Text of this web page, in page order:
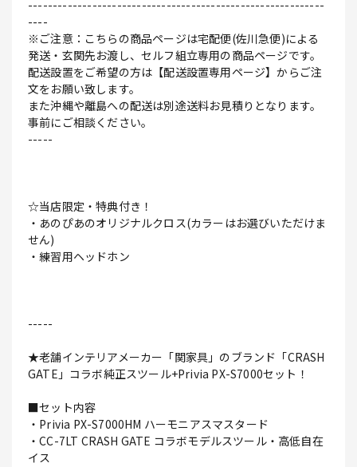
------------------------------------------------------------
----
※ご注意：こちらの商品ページは宅配便(佐川急便)による
発送・玄関先お渡し、セルフ組立専用の商品ページです。
配送設置をご希望の方は【配送設置専用ページ】からご注
文をお願い致します。
また沖縄や離島への配送は別途送料お見積りとなります。
事前にご相談ください。
-----
☆当店限定・特典付き！
・あのぴあのオリジナルクロス(カラーはお選びいただけま
せん)
・練習用ヘッドホン
-----
★老舗インテリアメーカー「関家具」のブランド「CRASH
GATE」コラボ純正スツール+Privia PX-S7000セット！
■セット内容
・Privia PX-S7000HM ハーモニアスマスタード
・CC-7LT CRASH GATE コラボモデルスツール・高低自在
イス